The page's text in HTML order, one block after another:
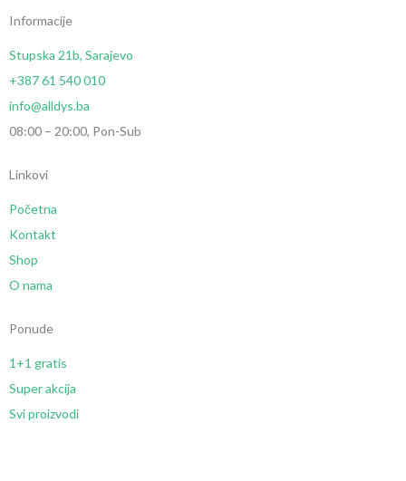
Informacije
Stupska 21b, Sarajevo
+387 61 540 010
info@alldys.ba
08:00 – 20:00, Pon-Sub
Linkovi
Početna
Kontakt
Shop
O nama
Ponude
1+1 gratis
Super akcija
Svi proizvodi